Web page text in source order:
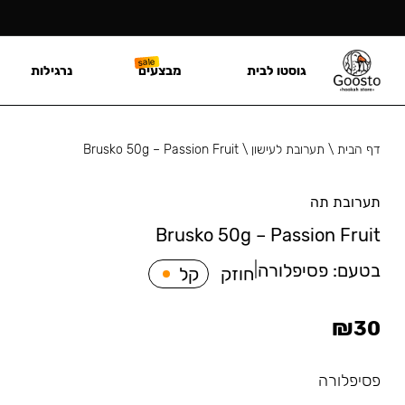
דף הבית\ תערובת לעישון \
Brusko 50g – Passion Fruit
תערובת תה
Brusko 50g – Passion Fruit
בטעם: פסיפלורה חוזק קל
₪30
פסיפלורה
גוסטו לבית מבצעים נרגילות